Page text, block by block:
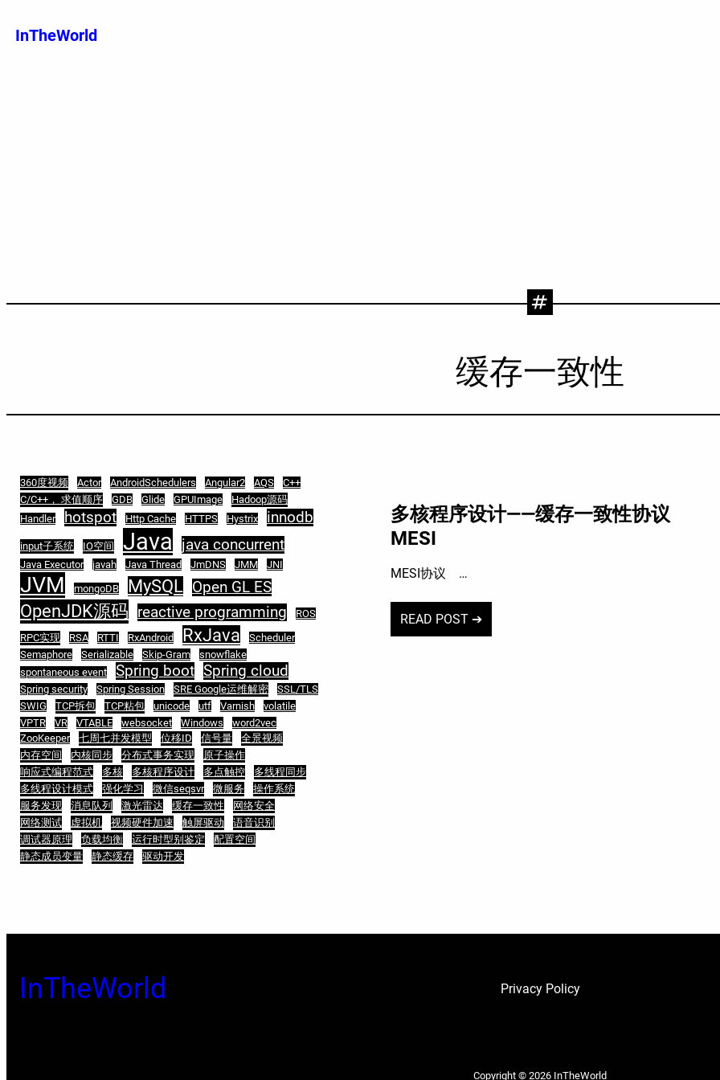
至InTheWorld
缓存一致性
360度视频 Actor AndroidSchedulers Angular2 AQS
C++
C/C++， 求值顺序
GDB Glide GPUImage
Hadoop源码
Handler
hotspot Http Cache HTTPS Hystrix innodb
input子系统 IO空间 Java java concurrent
Java Executor javah Java Thread JmDNS JMM JNI
JVM mongoDB MySQL Open GL ES
OpenJDK源码 reactive programming
ROS
RPC实现
RSA RTTI RxAndroid RxJava
Scheduler
Semaphore
Serializable Skip-Gram
snowflake
spontaneous event
Spring boot Spring cloud
Spring security Spring Session SRE Google运维解密
SSL/TLS
SWIG
TCP拆包 TCP粘包 unicode utf Varnish
volatile
VPTR
VR VTABLE websocket Windows
word2vec
ZooKeeper
七周七并发模型 位移ID 信号量
全景视频
内存空间
内核同步 分布式事务实现
原子操作
响应式编程范式
多核 多核程序设计 多点触控
多线程同步
多线程设计模式
强化学习 微信seqsvr 微服务
操作系统
服务发现
消息队列 激光雷达 缓存一致性
网络安全
网络测试
虚拟机 视频硬件加速 触屏驱动
语音识别
调试器原理
负载均衡 运行时型别鉴定
配置空间
静态成员变量
静态缓存 驱动开发
多核程序设计——缓存一致性协议
MESI
MESI协议 …
READ POST ➔
InTheWorld Privacy Policy
Copyright © 2026 InTheWorld